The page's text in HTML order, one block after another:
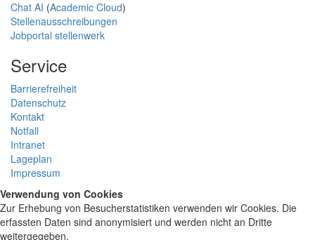
Chat AI (Academic Cloud)
Stellenausschreibungen
Jobportal stellenwerk
Service
Barrierefreiheit
Datenschutz
Kontakt
Notfall
Intranet
Lageplan
Impressum
Verwendung von Cookies
Zur Erhebung von Besucherstatistiken verwenden wir Cookies. Die
erfassten Daten sind anonymisiert und werden nicht an Dritte
weitergegeben.